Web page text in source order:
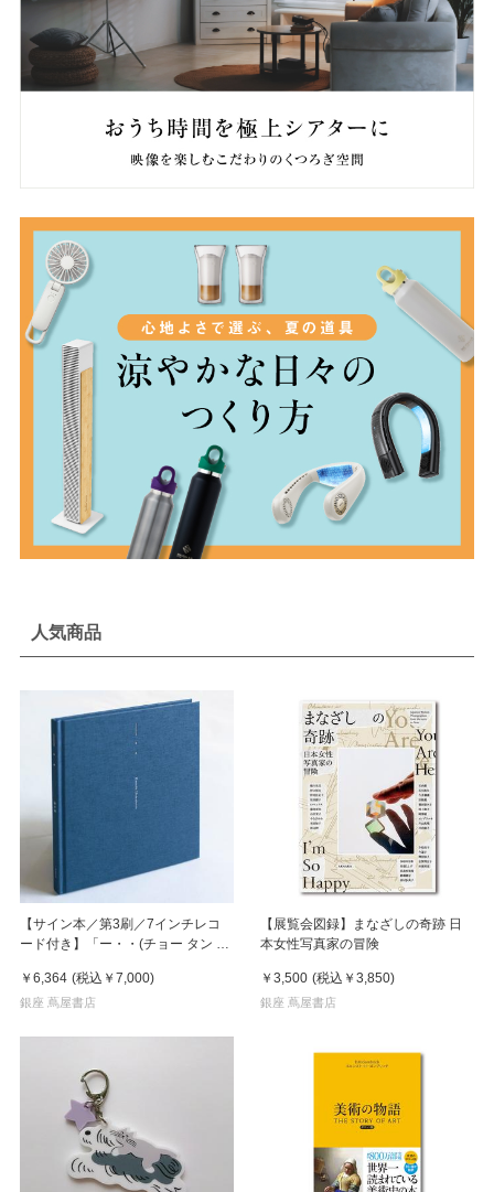
人気商品
【サイン本／第3刷／7インチレコ
ード付き】「ー・・(チョー タン タ
￥6,364 (税込 ￥7,000)
銀座 蔦屋書店
【展覧会図録】まなざしの奇跡 日
本女性写真家の冒険
￥3,500 (税込 ￥3,850)
銀座 蔦屋書店